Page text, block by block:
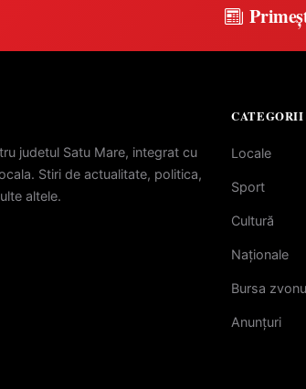
judetul Satu Mare, integrat cu
Stiri de actualitate, politica,
altele.
CATEGORII
Locale
Sport
Cultură
Naționale
Bursa
Anunțuri